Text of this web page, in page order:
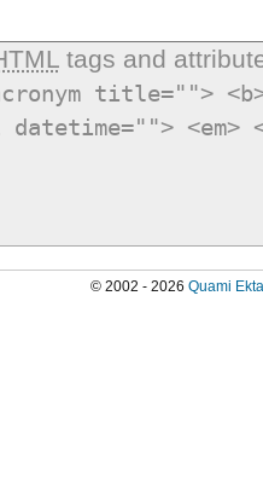
tags and
title="">
datetime="">
© 2002 - 2026 Quami